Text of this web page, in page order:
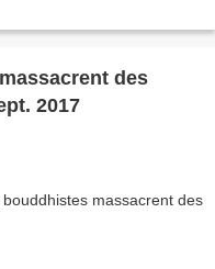
des
2017